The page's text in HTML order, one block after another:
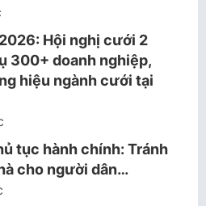
Hội nghị cưới 2
300+ doanh nghiệp,
hiệu ngành cưới tại
tục hành chính: Tránh
cho người dân…